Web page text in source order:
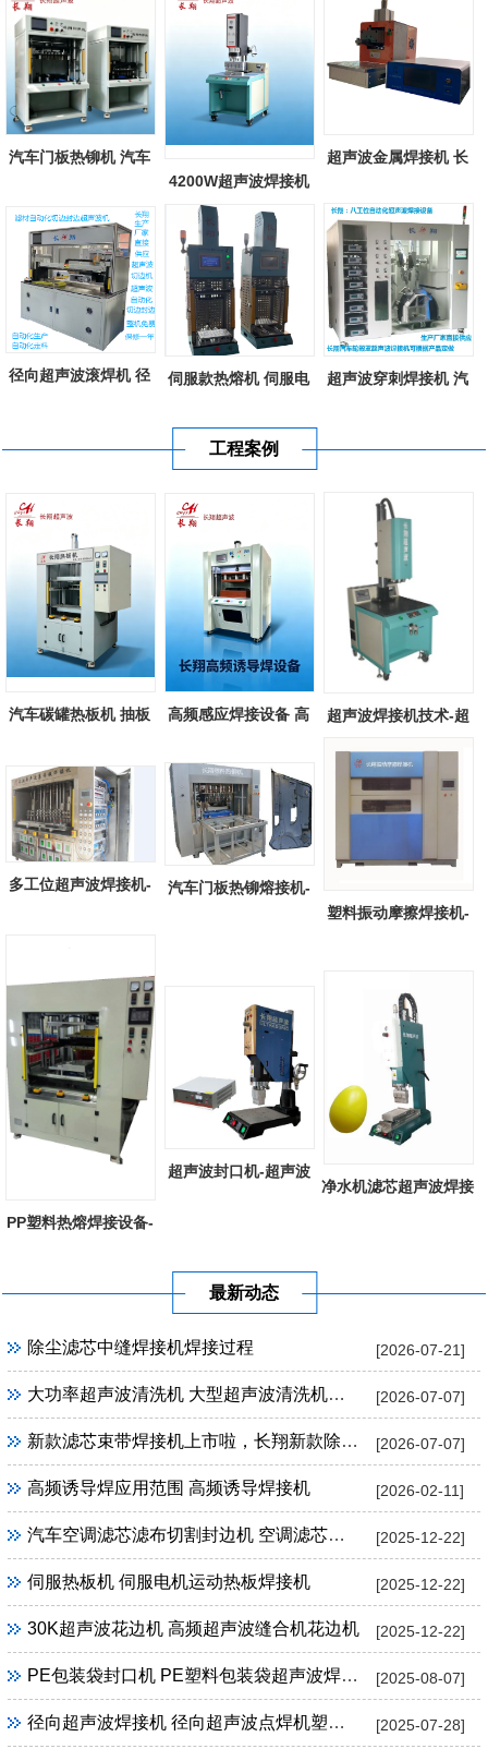
汽车门板热铆机 汽车
4200W超声波焊接机
长翔大功率超...
超声波金属焊接机 长
径向超声波滚焊机 径
伺服款热熔机 伺服电
超声波穿刺焊接机 汽
工程案例
汽车碳罐热板机 抽板
高频感应焊接设备 高
超声波焊接机技术-超
声波塑料焊...
多工位超声波焊接机-
汽车门板热铆熔接机-
塑料振动摩擦焊接机-
PP塑料热熔焊接设备-
超声波封口机-超声波
净水机滤芯超声波焊接
最新动态
[2026-07-21]
除尘滤芯中缝焊接机焊接过程
[2026-07-07]
大功率超声波清洗机 大型超声波清洗机定制
[2026-07-07]
新款滤芯束带焊接机上市啦，长翔新款除尘滤芯束带焊接机
[2026-02-11]
高频诱导焊应用范围 高频诱导焊接机
[2025-12-22]
汽车空调滤芯滤布切割封边机 空调滤芯超声波切割封边机
[2025-12-22]
伺服热板机 伺服电机运动热板焊接机
[2025-12-22]
30K超声波花边机 高频超声波缝合机花边机
[2025-08-07]
PE包装袋封口机 PE塑料包装袋超声波焊接机封口机
[2025-07-28]
径向超声波焊接机 径向超声波点焊机塑料焊接设备